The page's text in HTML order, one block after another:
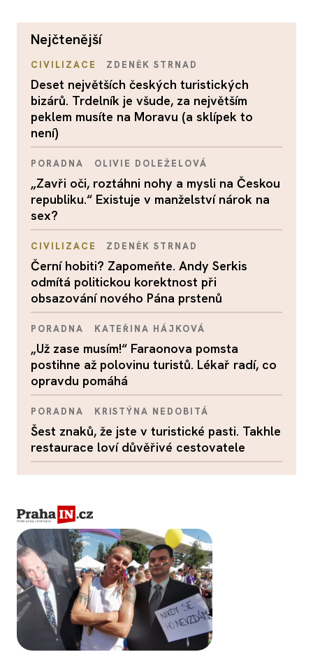
nejčtenější
CIVILIZACE ZDENĚK STRNAD
Deset největších českých turistických
bizárů. Trdelník je všude, za největším
peklem musíte na Moravu (a sklípek to
není)
PORADNA OLIVIE DOLEŽELOVÁ
„Zavři oči, roztáhni nohy a mysli na Českou
republiku.“ Existuje v manželství nárok na
sex?
CIVILIZACE ZDENĚK STRNAD
Černí hobiti? Zapomeňte. Andy Serkis
odmítá politickou korektnost při
obsazování nového Pána prstenů
PORADNA KATEŘINA HÁJKOVÁ
„Už zase musím!“ Faraonova pomsta
postihne až polovinu turistů. Lékař radí, co
opravdu pomáhá
PORADNA KRISTÝNA NEDOBITÁ
Šest znaků, že jste v turistické pasti. Takhle
restaurace loví důvěřivé cestovatele